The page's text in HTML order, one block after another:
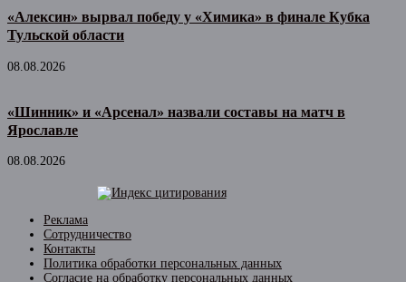
«Алексин» вырвал победу у «Химика» в финале Кубка
Тульской области
08.08.2026
«Шинник» и «Арсенал» назвали составы на матч в
Ярославле
08.08.2026
Реклама
Сотрудничество
Контакты
Политика обработки персональных данных
Согласие на обработку персональных данных